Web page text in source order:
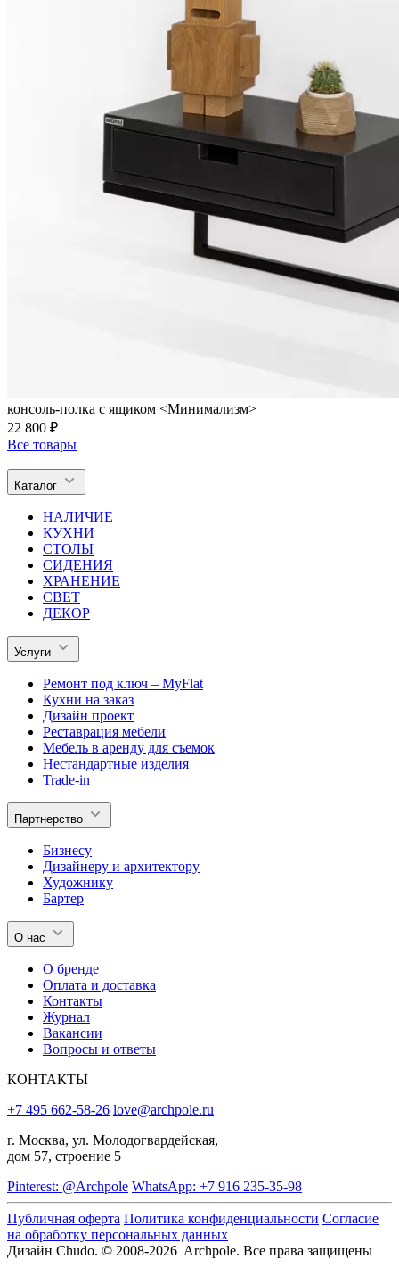
консоль-полка с ящиком <Минимализм>
22 800 ₽
Все товары
Каталог
НАЛИЧИЕ
КУХНИ
СТОЛЫ
СИДЕНИЯ
ХРАНЕНИЕ
СВЕТ
ДЕКОР
Услуги
Ремонт под ключ – MyFlat
Кухни на заказ
Дизайн проект
Реставрация мебели
Мебель в аренду для съемок
Нестандартные изделия
Trade-in
Партнерство
Бизнесу
Дизайнеру и архитектору
Художнику
Бартер
О нас
О бренде
Оплата и доставка
Контакты
Журнал
Вакансии
Вопросы и ответы
КОНТАКТЫ
+7 495 662-58-26 love@archpole.ru
г. Москва, ул. Молодогвардейская,
дом 57, строение 5
Pinterest: @Archpole WhatsApp: +7 916 235-35-98
Публичная оферта Политика конфиденциальности Согласие
на обработку персональных данных
Дизайн Chudo. © 2008-2026 Archpole. Все права защищены